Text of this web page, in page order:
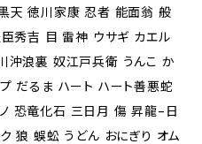
天 徳川家康 忍者 能面翁 般
秀吉 目 雷神 ウサギ カエル
沖浪裏 奴江戸兵衛 うんこ か
だるま ハート ハート善悪蛇
恐竜化石 三日月 傷 昇龍−日
狼 蜈蚣 うどん おにぎり オム